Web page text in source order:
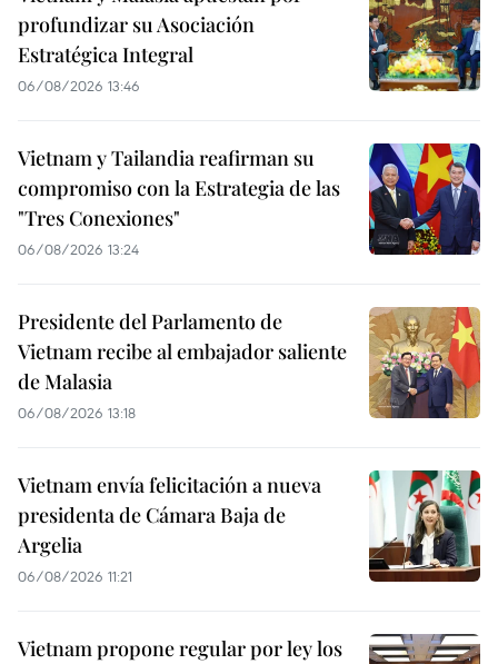
profundizar su Asociación
Estratégica Integral
06/08/2026 13:46
Vietnam y Tailandia reafirman su
compromiso con la Estrategia de las
"Tres Conexiones"
06/08/2026 13:24
Presidente del Parlamento de
Vietnam recibe al embajador saliente
de Malasia
06/08/2026 13:18
Vietnam envía felicitación a nueva
presidenta de Cámara Baja de
Argelia
06/08/2026 11:21
Vietnam propone regular por ley los